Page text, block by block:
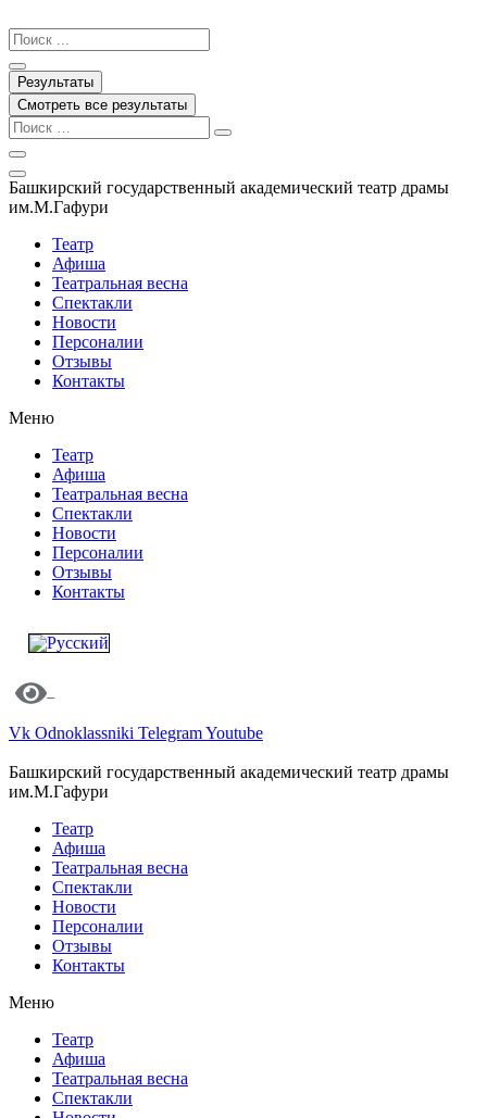
к
содержимому
Search
...
Результаты
Смотреть все результаты
Башкирский государственный академический театр драмы
им.М.Гафури
Театр
Афиша
Театральная весна
Спектакли
Новости
Персоналии
Отзывы
Контакты
Меню
Театр
Афиша
Театральная весна
Спектакли
Новости
Персоналии
Отзывы
Контакты
Vk Odnoklassniki TelegramYoutube
Башкирский государственный академический театр драмы
им.М.Гафури
Театр
Афиша
Театральная весна
Спектакли
Новости
Персоналии
Отзывы
Контакты
Меню
Театр
Афиша
Театральная весна
Спектакли